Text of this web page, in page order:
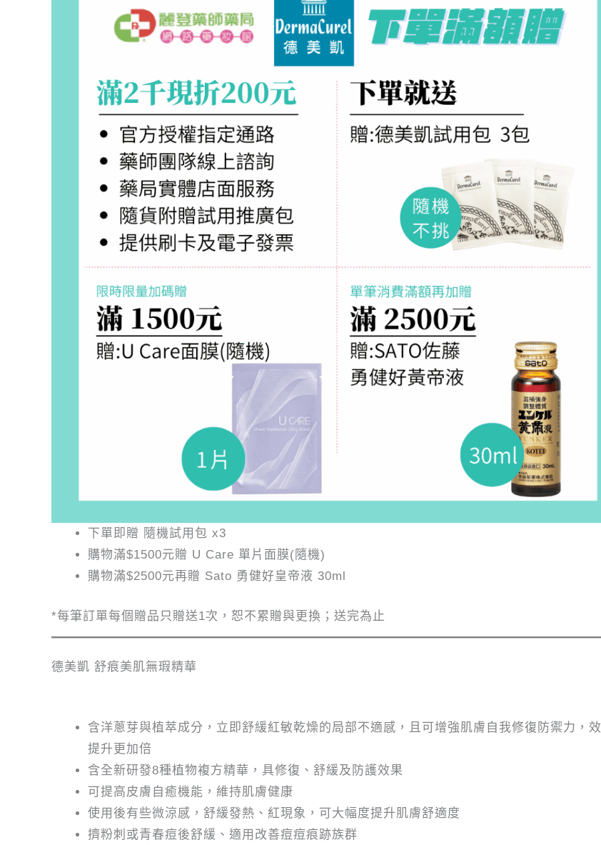
下單即贈 隨機試用包 x3
購物滿$1500元贈 U Care 單片面膜(隨機)
購物滿$2500元再贈 Sato 勇健好皇帝液 30ml
*每筆訂單每個贈品只贈送1次，恕不累贈與更換；送完為止
德美凱 舒痕美肌無瑕精華
含洋蔥芽與植萃成分，立即舒緩紅敏乾燥的局部不適感，且可增強肌膚自我修復防禦力，
提升更加倍
含全新研發8種植物複方精華，具修復、舒緩及防護效果
可提高皮膚自癒機能，維持肌膚健康
使用後有些微涼感，舒緩發熱、紅現象，可大幅度提升肌膚舒適度
擠粉刺或青春痘後舒緩、適用改善痘痘痕跡族群